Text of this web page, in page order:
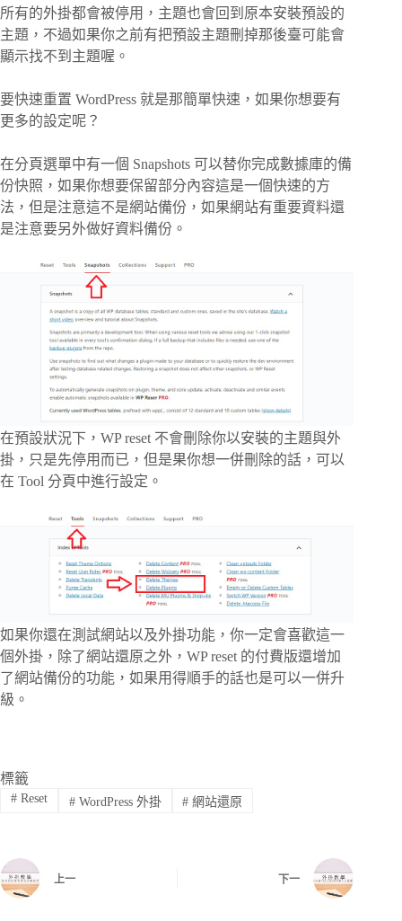
所有的外掛都會被停用，主題也會回到原本安裝預設的
主題，不過如果你之前有把預設主題刪掉那後臺可能會
顯示找不到主題喔。
要快速重置 WordPress 就是那簡單快速，如果你想要有
更多的設定呢？
在分頁選單中有一個 Snapshots 可以替你完成數據庫的備
份快照，如果你想要保留部分內容這是一個快速的方
法，但是注意這不是網站備份，如果網站有重要資料還
是注意要另外做好資料備份。
在預設狀況下，WP reset 不會刪除你以安裝的主題與外
掛，只是先停用而已，但是果你想一併刪除的話，可以
在 Tool 分頁中進行設定。
如果你還在測試網站以及外掛功能，你一定會喜歡這一
個外掛，除了網站還原之外，WP reset 的付費版還增加
了網站備份的功能，如果用得順手的話也是可以一併升
級。
標籤
#Reset #WordPress 外掛 # 網站還原
上一 下一